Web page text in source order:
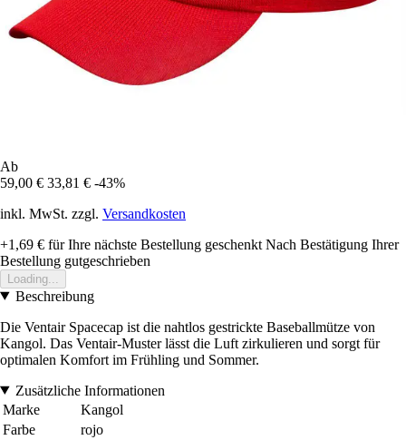
Ab
59,00 € 33,81 € -43%
inkl. MwSt. zzgl. Versandkosten
+1,69 € für Ihre nächste Bestellung geschenkt Nach Bestätigung Ihrer
Bestellung gutgeschrieben
Loading...
Beschreibung
Die Ventair Spacecap ist die nahtlos gestrickte Baseballmütze von
Kangol. Das Ventair-Muster lässt die Luft zirkulieren und sorgt für
optimalen Komfort im Frühling und Sommer.
Zusätzliche Informationen
Marke
Kangol
Farbe
rojo